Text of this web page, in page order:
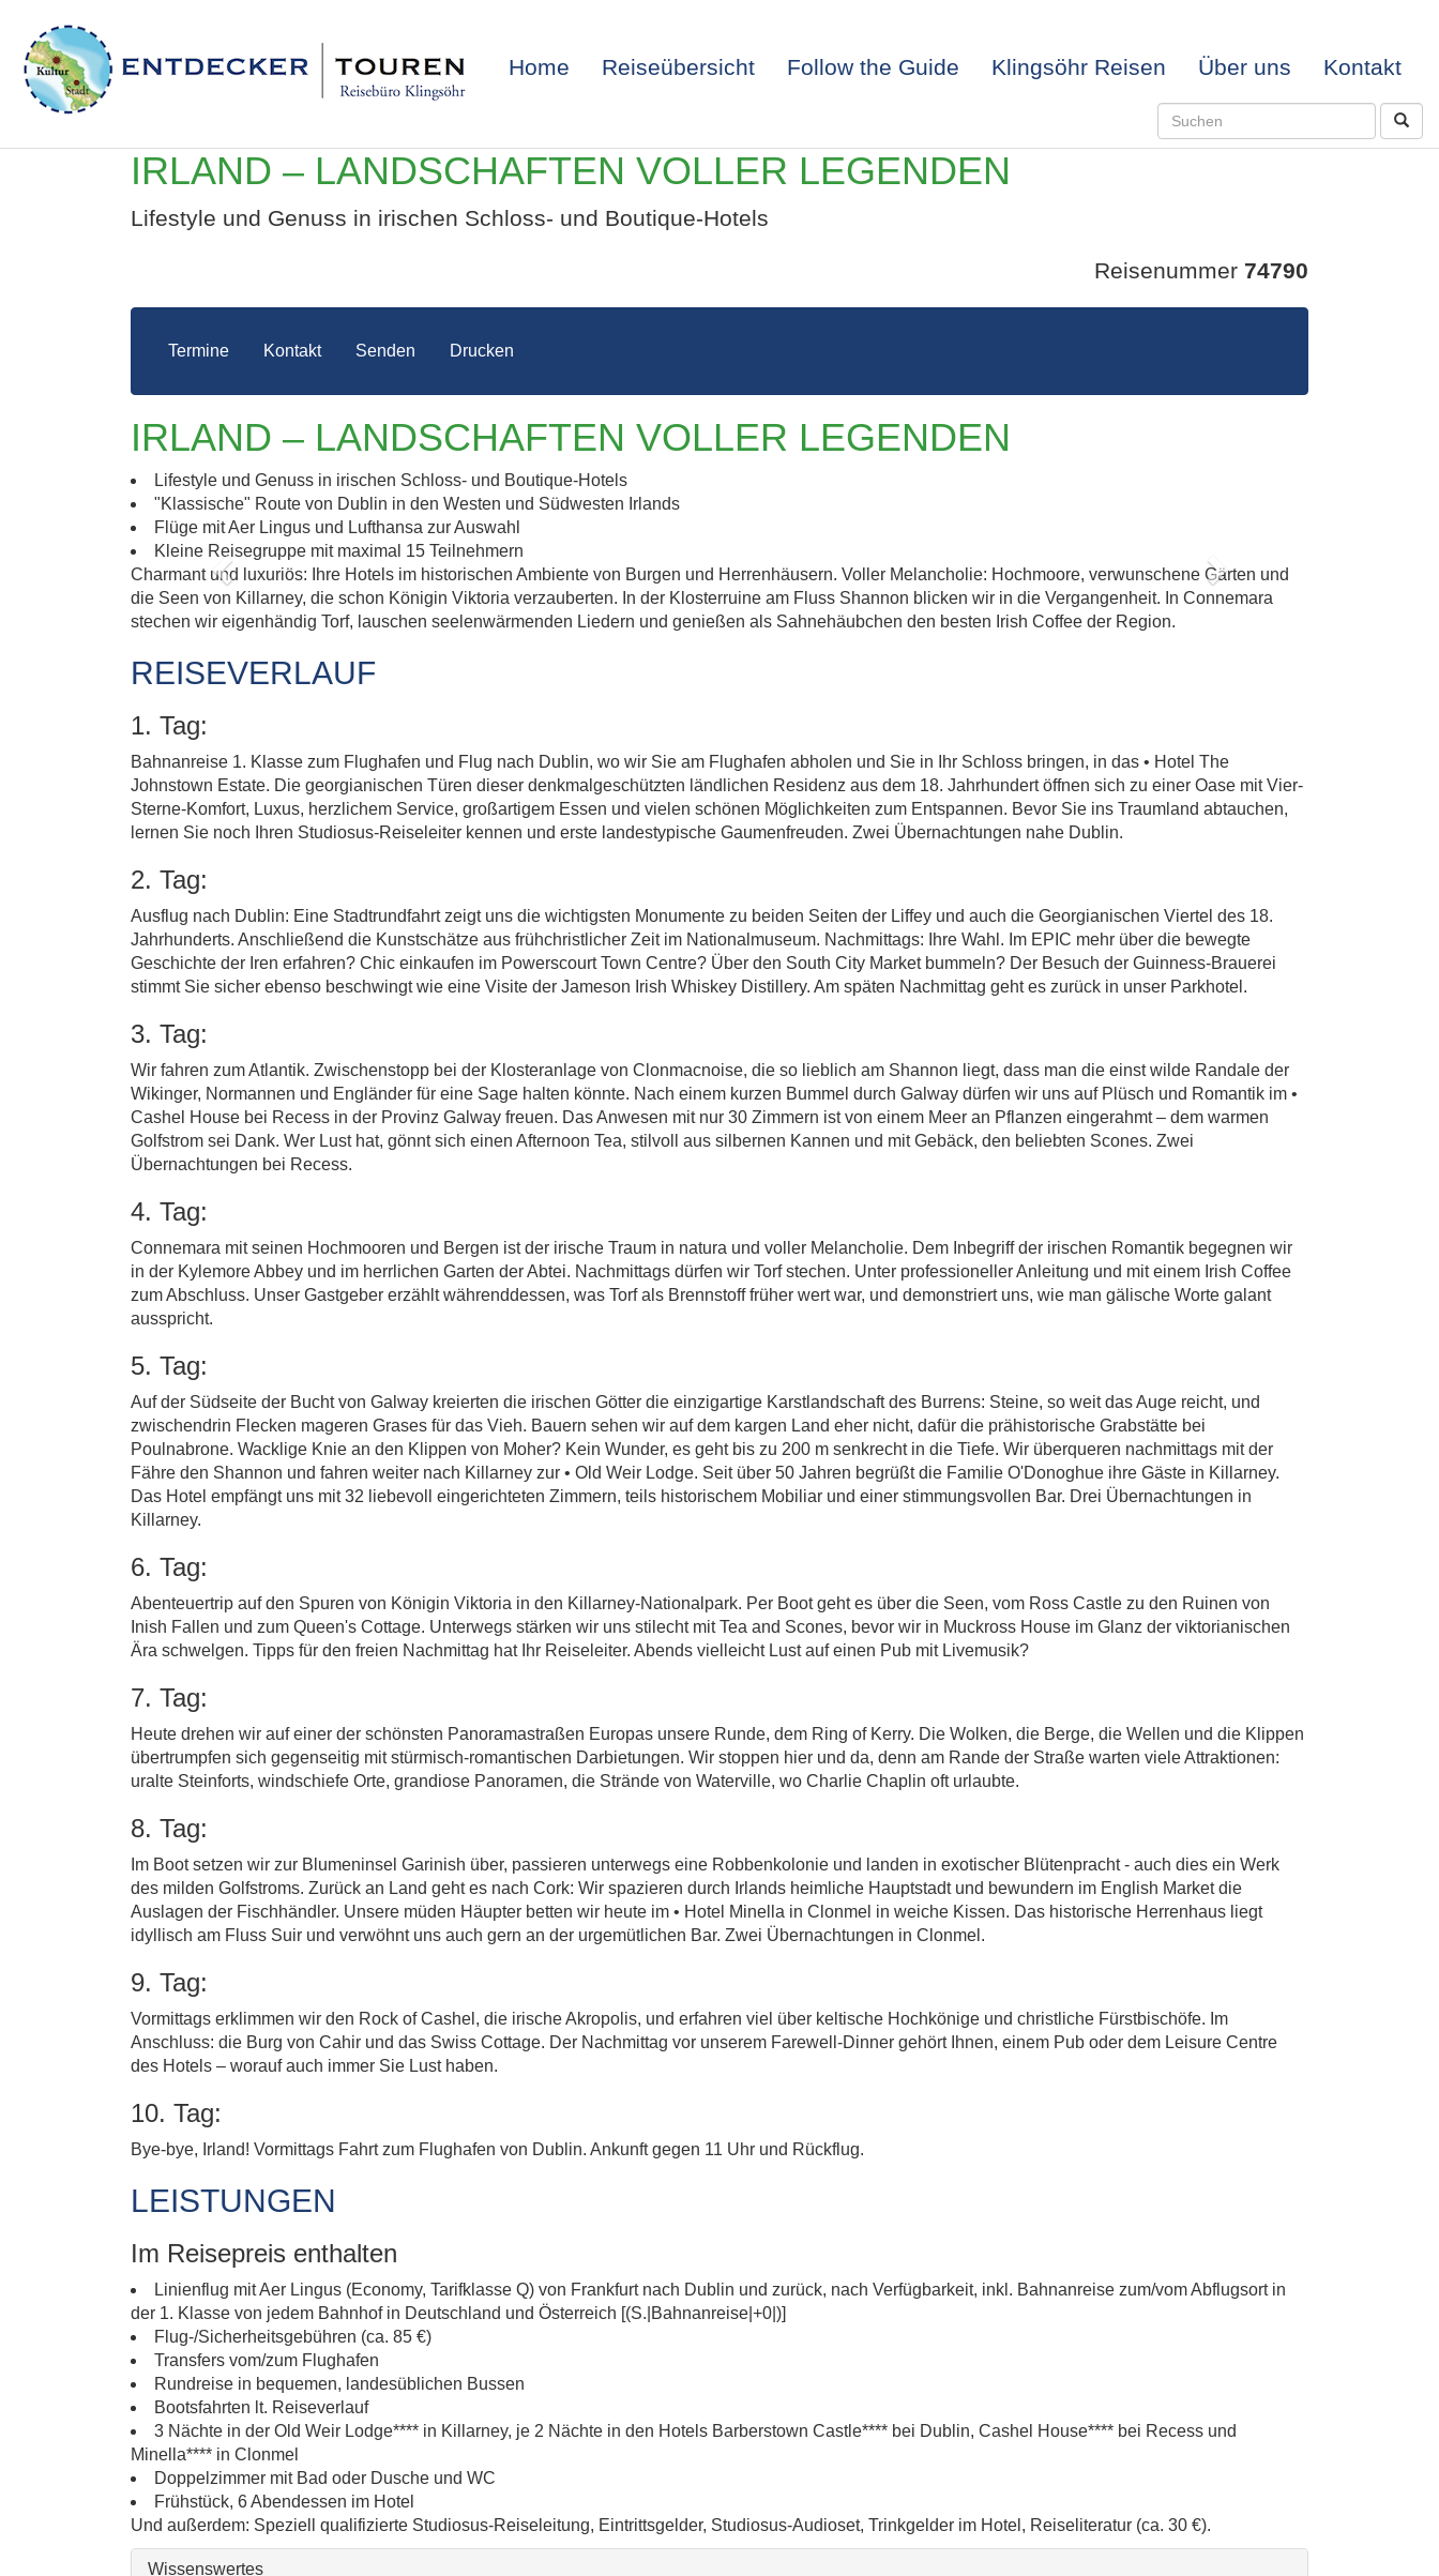
Home Reiseübersicht Follow the Guide Klingsöhr Reisen Über uns Kontakt
IRLAND – LANDSCHAFTEN
VOLLER LEGENDEN
IRLAND – LANDSCHAFTEN VOLLER LEGENDEN
Lifestyle und Genuss in irischen Schloss- und Boutique-Hotels
Reisenummer 74790
Termine Kontakt Senden Drucken
IRLAND – LANDSCHAFTEN VOLLER LEGENDEN
Lifestyle und Genuss in irischen Schloss- und Boutique-Hotels
"Klassische" Route von Dublin in den Westen und Südwesten Irlands
Flüge mit Aer Lingus und Lufthansa zur Auswahl
Kleine Reisegruppe mit maximal 15 Teilnehmern
Previous Next
Charmant und luxuriös: Ihre Hotels im historischen Ambiente von Burgen und Herrenhäusern. Voller Melancholie: Hochmoore, verwunschene Gärten und
die Seen von Killarney, die schon Königin Viktoria verzauberten. In der Klosterruine am Fluss Shannon blicken wir in die Vergangenheit. In Connemara
stechen wir eigenhändig Torf, lauschen seelenwärmenden Liedern und genießen als Sahnehäubchen den besten Irish Coffee der Region.
REISEVERLAUF
1. Tag:
Bahnanreise 1. Klasse zum Flughafen und Flug nach Dublin, wo wir Sie am Flughafen abholen und Sie in Ihr Schloss bringen, in das • Hotel The
Johnstown Estate. Die georgianischen Türen dieser denkmalgeschützten ländlichen Residenz aus dem 18. Jahrhundert öffnen sich zu einer Oase mit Vier-
Sterne-Komfort, Luxus, herzlichem Service, großartigem Essen und vielen schönen Möglichkeiten zum Entspannen. Bevor Sie ins Traumland abtauchen,
lernen Sie noch Ihren Studiosus-Reiseleiter kennen und erste landestypische Gaumenfreuden. Zwei Übernachtungen nahe Dublin.
2. Tag:
Ausflug nach Dublin: Eine Stadtrundfahrt zeigt uns die wichtigsten Monumente zu beiden Seiten der Liffey und auch die Georgianischen Viertel des 18.
Jahrhunderts. Anschließend die Kunstschätze aus frühchristlicher Zeit im Nationalmuseum. Nachmittags: Ihre Wahl. Im EPIC mehr über die bewegte
Geschichte der Iren erfahren? Chic einkaufen im Powerscourt Town Centre? Über den South City Market bummeln? Der Besuch der Guinness-Brauerei
stimmt Sie sicher ebenso beschwingt wie eine Visite der Jameson Irish Whiskey Distillery. Am späten Nachmittag geht es zurück in unser Parkhotel.
3. Tag:
Wir fahren zum Atlantik. Zwischenstopp bei der Klosteranlage von Clonmacnoise, die so lieblich am Shannon liegt, dass man die einst wilde Randale der
Wikinger, Normannen und Engländer für eine Sage halten könnte. Nach einem kurzen Bummel durch Galway dürfen wir uns auf Plüsch und Romantik im •
Cashel House bei Recess in der Provinz Galway freuen. Das Anwesen mit nur 30 Zimmern ist von einem Meer an Pflanzen eingerahmt – dem warmen
Golfstrom sei Dank. Wer Lust hat, gönnt sich einen Afternoon Tea, stilvoll aus silbernen Kannen und mit Gebäck, den beliebten Scones. Zwei
Übernachtungen bei Recess.
4. Tag:
Connemara mit seinen Hochmooren und Bergen ist der irische Traum in natura und voller Melancholie. Dem Inbegriff der irischen Romantik begegnen wir
in der Kylemore Abbey und im herrlichen Garten der Abtei. Nachmittags dürfen wir Torf stechen. Unter professioneller Anleitung und mit einem Irish Coffee
zum Abschluss. Unser Gastgeber erzählt währenddessen, was Torf als Brennstoff früher wert war, und demonstriert uns, wie man gälische Worte galant
ausspricht.
5. Tag:
Auf der Südseite der Bucht von Galway kreierten die irischen Götter die einzigartige Karstlandschaft des Burrens: Steine, so weit das Auge reicht, und
zwischendrin Flecken mageren Grases für das Vieh. Bauern sehen wir auf dem kargen Land eher nicht, dafür die prähistorische Grabstätte bei
Poulnabrone. Wacklige Knie an den Klippen von Moher? Kein Wunder, es geht bis zu 200 m senkrecht in die Tiefe. Wir überqueren nachmittags mit der
Fähre den Shannon und fahren weiter nach Killarney zur • Old Weir Lodge. Seit über 50 Jahren begrüßt die Familie O'Donoghue ihre Gäste in Killarney.
Das Hotel empfängt uns mit 32 liebevoll eingerichteten Zimmern, teils historischem Mobiliar und einer stimmungsvollen Bar. Drei Übernachtungen in
Killarney.
6. Tag:
Abenteuertrip auf den Spuren von Königin Viktoria in den Killarney-Nationalpark. Per Boot geht es über die Seen, vom Ross Castle zu den Ruinen von
Inish Fallen und zum Queen's Cottage. Unterwegs stärken wir uns stilecht mit Tea and Scones, bevor wir in Muckross House im Glanz der viktorianischen
Ära schwelgen. Tipps für den freien Nachmittag hat Ihr Reiseleiter. Abends vielleicht Lust auf einen Pub mit Livemusik?
7. Tag:
Heute drehen wir auf einer der schönsten Panoramastraßen Europas unsere Runde, dem Ring of Kerry. Die Wolken, die Berge, die Wellen und die Klippen
übertrumpfen sich gegenseitig mit stürmisch-romantischen Darbietungen. Wir stoppen hier und da, denn am Rande der Straße warten viele Attraktionen:
uralte Steinforts, windschiefe Orte, grandiose Panoramen, die Strände von Waterville, wo Charlie Chaplin oft urlaubte.
8. Tag:
Im Boot setzen wir zur Blumeninsel Garinish über, passieren unterwegs eine Robbenkolonie und landen in exotischer Blütenpracht - auch dies ein Werk
des milden Golfstroms. Zurück an Land geht es nach Cork: Wir spazieren durch Irlands heimliche Hauptstadt und bewundern im English Market die
Auslagen der Fischhändler. Unsere müden Häupter betten wir heute im • Hotel Minella in Clonmel in weiche Kissen. Das historische Herrenhaus liegt
idyllisch am Fluss Suir und verwöhnt uns auch gern an der urgemütlichen Bar. Zwei Übernachtungen in Clonmel.
9. Tag:
Vormittags erklimmen wir den Rock of Cashel, die irische Akropolis, und erfahren viel über keltische Hochkönige und christliche Fürstbischöfe. Im
Anschluss: die Burg von Cahir und das Swiss Cottage. Der Nachmittag vor unserem Farewell-Dinner gehört Ihnen, einem Pub oder dem Leisure Centre
des Hotels – worauf auch immer Sie Lust haben.
10. Tag:
Bye-bye, Irland! Vormittags Fahrt zum Flughafen von Dublin. Ankunft gegen 11 Uhr und Rückflug.
LEISTUNGEN
Im Reisepreis enthalten
Linienflug mit Aer Lingus (Economy, Tarifklasse Q) von Frankfurt nach Dublin und zurück, nach Verfügbarkeit, inkl. Bahnanreise zum/vom Abflugsort in
der 1. Klasse von jedem Bahnhof in Deutschland und Österreich [(S.|Bahnanreise|+0|)]
Flug-/Sicherheitsgebühren (ca. 85 €)
Transfers vom/zum Flughafen
Rundreise in bequemen, landesüblichen Bussen
Bootsfahrten lt. Reiseverlauf
3 Nächte in der Old Weir Lodge**** in Killarney, je 2 Nächte in den Hotels Barberstown Castle**** bei Dublin, Cashel House**** bei Recess und
Minella**** in Clonmel
Doppelzimmer mit Bad oder Dusche und WC
Frühstück, 6 Abendessen im Hotel
Und außerdem: Speziell qualifizierte Studiosus-Reiseleitung, Eintrittsgelder, Studiosus-Audioset, Trinkgelder im Hotel, Reiseliteratur (ca. 30 €).
Wissenswertes